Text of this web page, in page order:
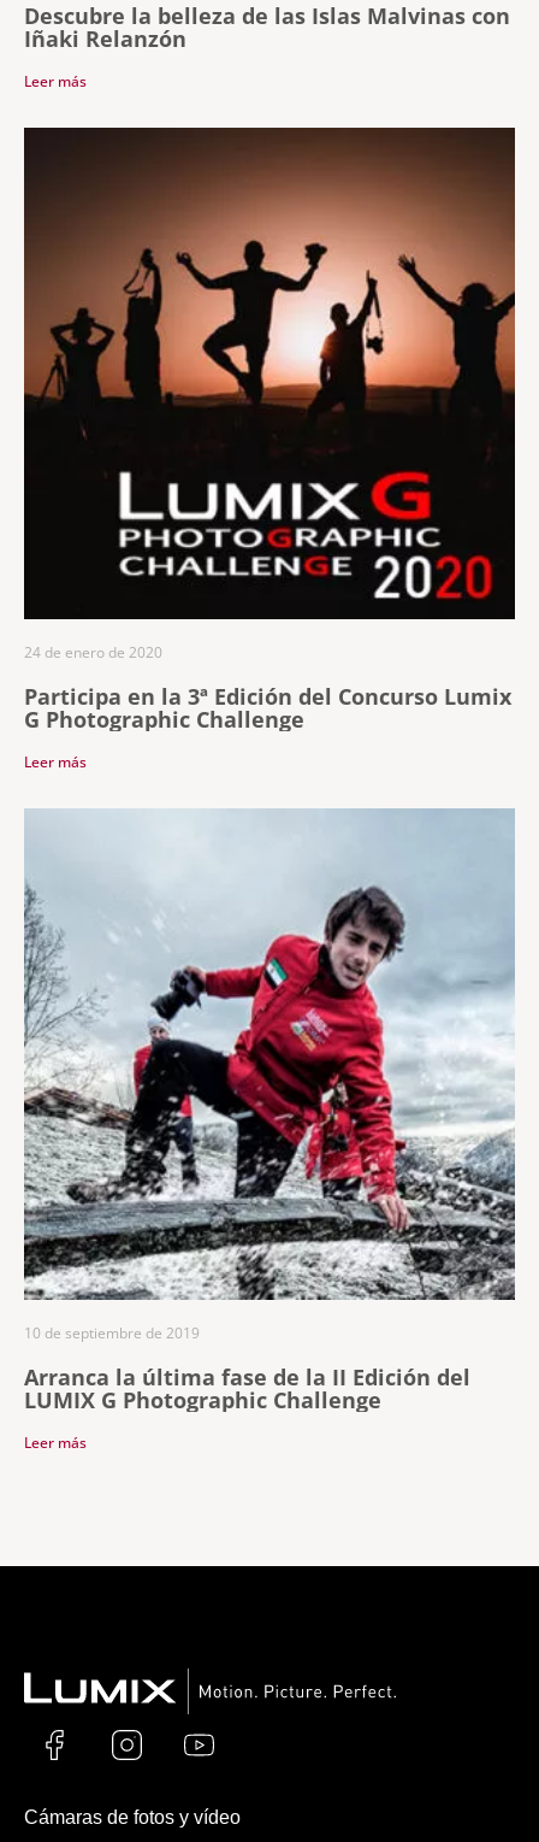
Descubre la belleza de las Islas Malvinas con
Iñaki Relanzón
Leer más
Participa en la 3ª Edición del Concurso Lumix
G Photographic Challenge
24 de enero de 2020
Leer más
Arranca la última fase de la II Edición del
LUMIX G Photographic Challenge
10 de septiembre de 2019
Leer más
Cámaras de fotos y vídeo